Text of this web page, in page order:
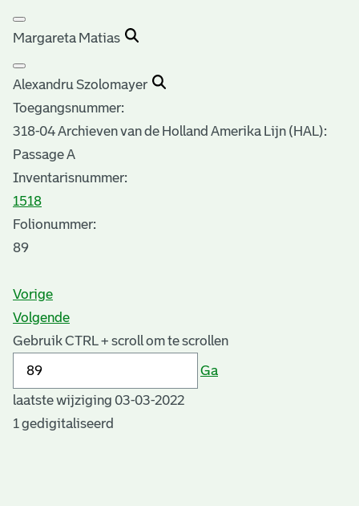
Margareta Matias
Alexandru Szolomayer
Toegangsnummer:
318-04 Archieven van de Holland Amerika Lijn (HAL):
Passage A
Inventarisnummer:
1518
Folionummer:
89
Vorige
Volgende
Gebruik CTRL + scroll om te scrollen
Ga
laatste wijziging 03-03-2022
1 gedigitaliseerd